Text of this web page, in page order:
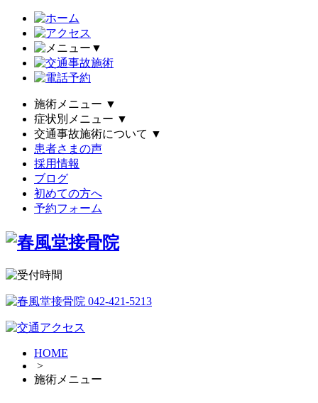
▼
施術メニュー ▼
症状別メニュー ▼
交通事故施術について ▼
患者さまの声
採用情報
ブログ
初めての方へ
予約フォーム
HOME
>
施術メニュー